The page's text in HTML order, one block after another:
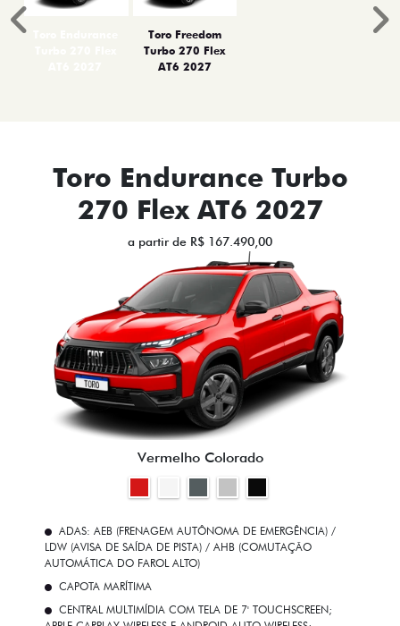
Toro Freedom
Turbo 270 Flex
AT6 2027
Anterior
Toro Endurance Turbo
270 Flex AT6 2027
a partir de R$ 167.490,00
Vermelho Colorado
ADAS: AEB (FRENAGEM AUTÔNOMA DE EMERGÊNCIA) /
LDW (AVISA DE SAÍDA DE PISTA) / AHB (COMUTAÇÃO
AUTOMÁTICA DO FAROL ALTO)
CAPOTA MARÍTIMA
CENTRAL MULTIMÍDIA COM TELA DE 7' TOUCHSCREEN;